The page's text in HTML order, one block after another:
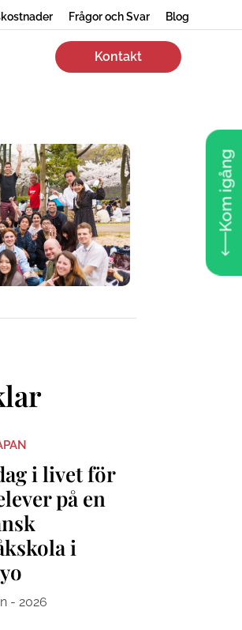
Frågor och Svar Blog
Kontakt
Kom igång
i livet för
på en
i
- 2026